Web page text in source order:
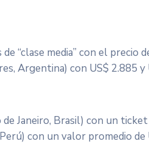
“clase media” con el precio
Argentina) con US$ 2.885
Janeiro, Brasil) con un
con un valor promedio